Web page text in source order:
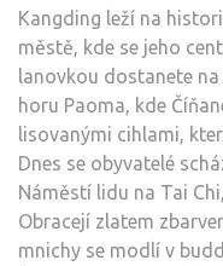
Kangding leží na
městě, kde se jeho
lanovkou dostanete
horu Paoma, kde
lisovanými cihlami,
Dnes se obyvatelé
Náměstí lidu na Tai
Obracejí zlatem
mnichy se modlí v